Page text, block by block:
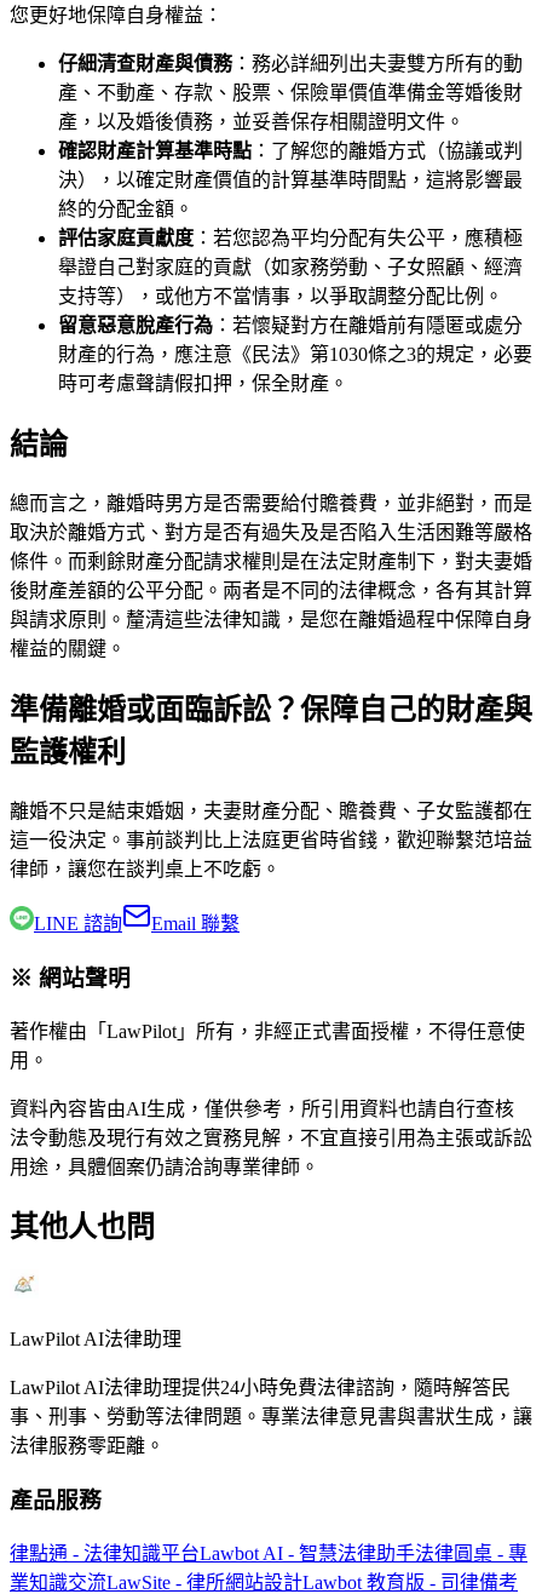
您更好地保障自身權益：
仔細清查財產與債務：務必詳細列出夫妻雙方所有的動
產、不動產、存款、股票、保險單價值準備金等婚後財
產，以及婚後債務，並妥善保存相關證明文件。
確認財產計算基準時點 ：了解您的離婚方式（協議或判
決），以確定財產價值的計算基準時間點，這將影響最
終的分配金額。
評估家庭貢獻度 ：若您認為平均分配有失公平，應積極
舉證自己對家庭的貢獻（如家務勞動、子女照顧、經濟
支持等），或他方不當情事，以爭取調整分配比例。
留意惡意脫產行為 ：若懷疑對方在離婚前有隱匿或處分
財產的行為，應注意《民法》第1030條之3的規定，必要
時可考慮聲請假扣押，保全財產。
結論
總而言之，離婚時男方是否需要給付贍養費，並非絕對，而是
取決於離婚方式、對方是否有過失及是否陷入生活困難等嚴格
條件。而剩餘財產分配請求權則是在法定財產制下，對夫妻婚
後財產差額的公平分配。兩者是不同的法律概念，各有其計算
與請求原則。釐清這些法律知識，是您在離婚過程中保障自身
權益的關鍵。
準備離婚或面臨訴訟？保障自己的財產與
監護權利
離婚不只是結束婚姻，夫妻財產分配、贍養費、子女監護都在
這一役決定。事前談判比上法庭更省時省錢，歡迎聯繫范培益
律師 ，讓您在談判桌上不吃虧。
LINE 諮詢 Email 聯繫
※ 網站聲明
著作權由「LawPilot」所有，非經正式書面授權，不得任意使
用。
資料內容皆由AI生成，僅供參考，所引用資料也請自行查核
法令動態及現行有效之實務見解，不宜直接引用為主張或訴訟
用途，具體個案仍請洽詢專業律師。
其他人也問
LawPilot AI法律助理
LawPilot AI法律助理提供24小時免費法律諮詢，隨時解答民
事、刑事、勞動等法律問題。專業法律意見書與書狀生成，讓
法律服務零距離。
產品服務
律點通 - 法律知識平台Lawbot AI - 智慧法律助手法律圓桌 - 專
業知識交流LawSite - 律所網站設計Lawbot 教育版 - 司律備考